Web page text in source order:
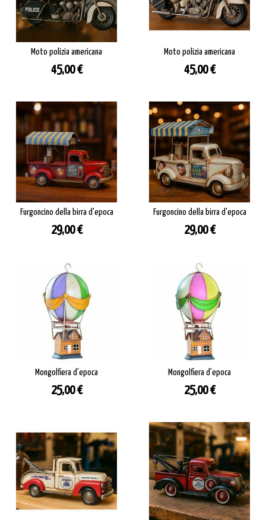
Moto polizia americana
Prezzo
45,00 €
Moto polizia americana
Prezzo
45,00 €
Furgoncino della birra d'epoca
Prezzo
29,00 €
Furgoncino della birra d'epoca
Prezzo
29,00 €
Mongolfiera d'epoca
Prezzo
25,00 €
Mongolfiera d'epoca
Prezzo
25,00 €